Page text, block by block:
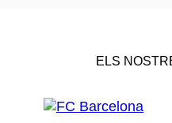
ELS